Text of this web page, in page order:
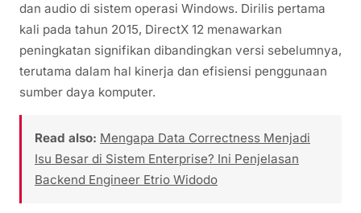
dan audio di sistem operasi Windows. Dirilis pertama
kali pada tahun 2015, DirectX 12 menawarkan
peningkatan signifikan dibandingkan versi sebelumnya,
terutama dalam hal kinerja dan efisiensi penggunaan
sumber daya komputer.
Read also: Mengapa Data Correctness Menjadi
Isu Besar di Sistem Enterprise? Ini Penjelasan
Backend Engineer Etrio Widodo